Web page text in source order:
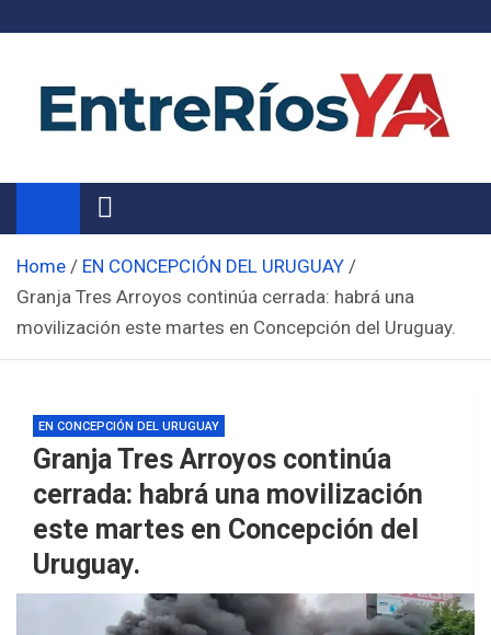
Noticias de Entre Ríos
Información de toda la provincia ahora
Home
EN CONCEPCIÓN DEL URUGUAY
Granja Tres Arroyos continúa cerrada: habrá una
movilización este martes en Concepción del Uruguay.
EN CONCEPCIÓN DEL URUGUAY
Granja Tres Arroyos continúa
cerrada: habrá una movilización
este martes en Concepción del
Uruguay.